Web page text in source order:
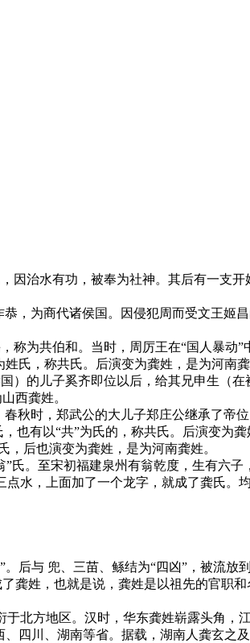
治水有功，被奉为社神。其后有一支
，为商代诸侯国。因侵犯周而受文王姬
为共伯和。当时，周厉王在“国人暴动
氏，称共氏。后演变为龚姓，是为河南龚
）的儿子奚齐即位以后，给其兄申生（
西龚姓。
秋时，郑武公的大儿子郑庄公继承了帝
也有以“共”为氏的，称共氏。后演变为龚
，后也演变为龚姓，是为河南龚姓。
氏。至宋初福建泉州有翁乾度，生有六
水，上面加了一个龙字，就成了龚氏。均
后与 兜、三苗、鲧结为“四凶”，被流放
龚姓，也就是说，龚姓是以祖先的官职
北方地区。汉时，华东龚姓崭露头角，
四川、湖南等省。据载，湖南人龚玄之